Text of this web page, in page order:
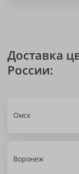
Доставка
России:
Омск
Воронеж